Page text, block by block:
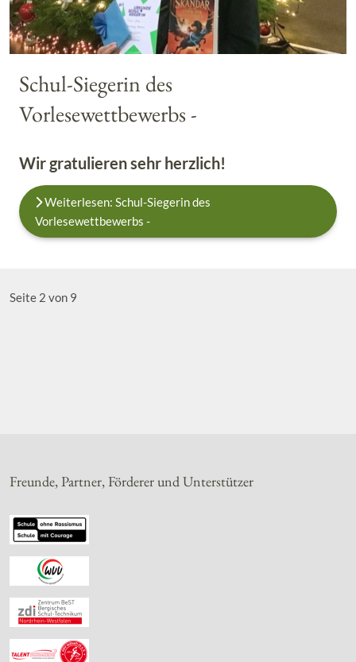
Schul-Siegerin des
Vorlesewettbewerbs -
Wir gratulieren sehr herzlich!
Weiterlesen: Schul-Siegerin des
Vorlesewettbewerbs -
Seite 2 von 9
Freunde, Partner, Förderer und Unterstützer